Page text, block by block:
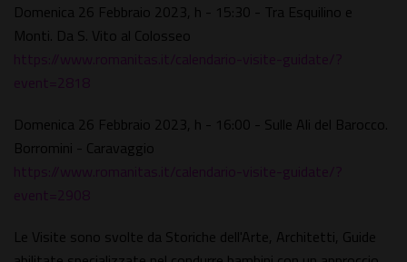
Domenica 26 Febbraio 2023, h - 15:30 - Tra Esquilino e
Monti. Da S. Vito al Colosseo
https://www.romanitas.it/calendario-visite-guidate/?
event=2818
Domenica 26 Febbraio 2023, h - 16:00 - Sulle Ali del Barocco.
Borromini - Caravaggio
https://www.romanitas.it/calendario-visite-guidate/?
event=2908
Le Visite sono svolte da Storiche dell'Arte, Architetti, Guide